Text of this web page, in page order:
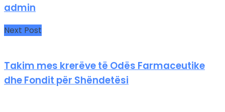
admin
Next Post
Takim mes krerëve të Odës Farmaceutike
dhe Fondit për Shëndetësi